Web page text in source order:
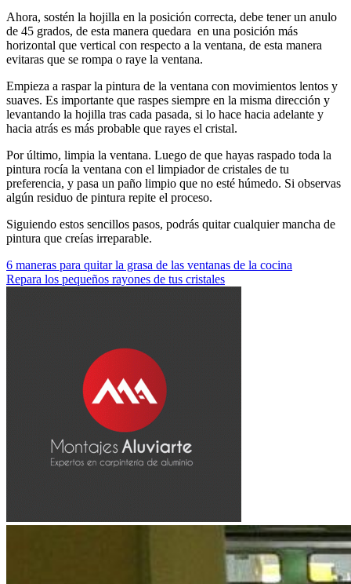
Ahora, sostén la hojilla en la posición correcta, debe tener un anulo
de 45 grados, de esta manera quedara en una posición más
horizontal que vertical con respecto a la ventana, de esta manera
evitaras que se rompa o raye la ventana.
Empieza a raspar la pintura de la ventana con movimientos lentos y
suaves. Es importante que raspes siempre en la misma dirección y
levantando la hojilla tras cada pasada, si lo hace hacia adelante y
hacia atrás es más probable que rayes el cristal.
Por último, limpia la ventana. Luego de que hayas raspado toda la
pintura rocía la ventana con el limpiador de cristales de tu
preferencia, y pasa un paño limpio que no esté húmedo. Si observas
algún residuo de pintura repite el proceso.
Siguiendo estos sencillos pasos, podrás quitar cualquier mancha de
pintura que creías irreparable.
Navegación
de
6 maneras para quitar la grasa de las ventanas de la cocina
Repara los pequeños rayones de tus cristales